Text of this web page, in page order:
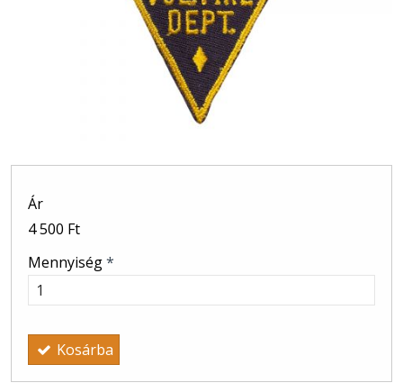
Ár
4 500 Ft
Mennyiség*
Kosárba